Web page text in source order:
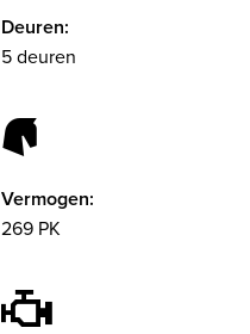
Deuren:
5 deuren
Vermogen:
269 PK